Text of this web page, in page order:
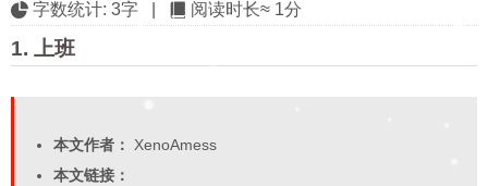
字数统计: 3字 阅读时长≈ 1分
1. 上班
本文作者： XenoAmess
本文链接：